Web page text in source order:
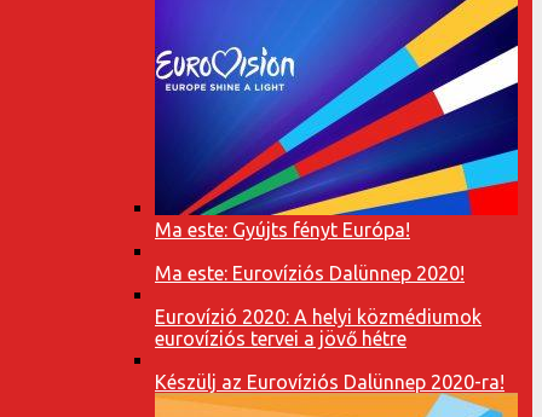
Ma este: Gyújts fényt Európa!
Ma este: Eurovíziós Dalünnep 2020!
Eurovízió 2020: A helyi közmédiumok
eurovíziós tervei a jövő hétre
Készülj az Eurovíziós Dalünnep 2020-ra!